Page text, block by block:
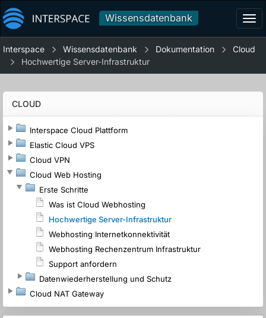
Wissensdatenbank
Interspace Wissensdatenbank Dokumentation
Cloud
Hochwertige Server-Infrastruktur
CLOUD
Interspace Cloud Plattform
Elastic Cloud VPS
Cloud VPN
Cloud Web Hosting
Erste Schritte
Was ist Cloud Webhosting
Hochwertige Server-Infrastruktur
Webhosting Internetkonnektivität
Webhosting Rechenzentrum Infrastruktur
Support anfordern
Datenwiederherstellung und Schutz
Cloud NAT Gateway